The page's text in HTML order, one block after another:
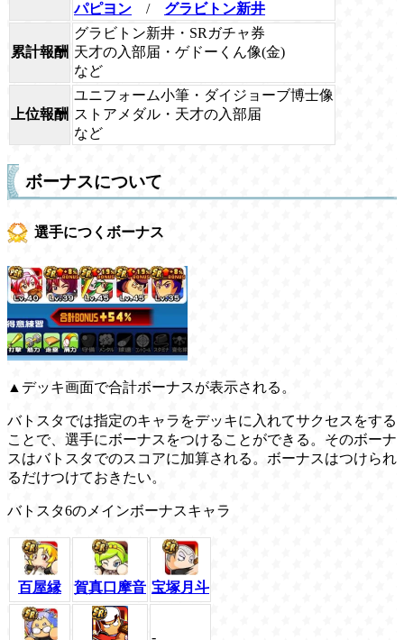
パピヨン / グラビトン新井
累計報酬
グラビトン新井・SRガチャ券
天才の入部届・ゲドーくん像(金)
など
上位報酬
ユニフォーム小筆・ダイジョーブ博士像
ストアメダル・天才の入部届
など
ボーナスについて
選手につくボーナス
▲デッキ画面で合計ボーナスが表示される。
バトスタでは指定のキャラをデッキに入れてサクセスをする
ことで、選手にボーナスをつけることができる。そのボーナ
スはバトスタでのスコアに加算される。ボーナスはつけられ
るだけつけておきたい。
バトスタ6のメインボーナスキャラ
百屋縁 賀真口摩音 宝塚月斗